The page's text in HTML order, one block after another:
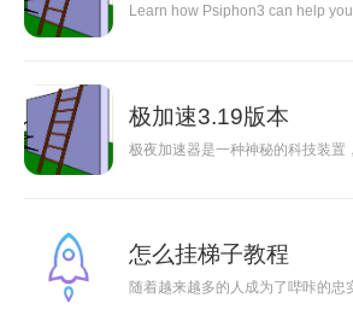
Learn how Psiphon3 can help
极加速3.19版本
极夜加速器是一种神秘的科技装
怎么挂梯子教程
随着越来越多的人成为了哔咔的